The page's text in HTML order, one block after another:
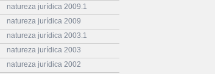
natureza jurídica 2009.1
natureza jurídica 2009
natureza jurídica 2003.1
natureza jurídica 2003
natureza jurídica 2002